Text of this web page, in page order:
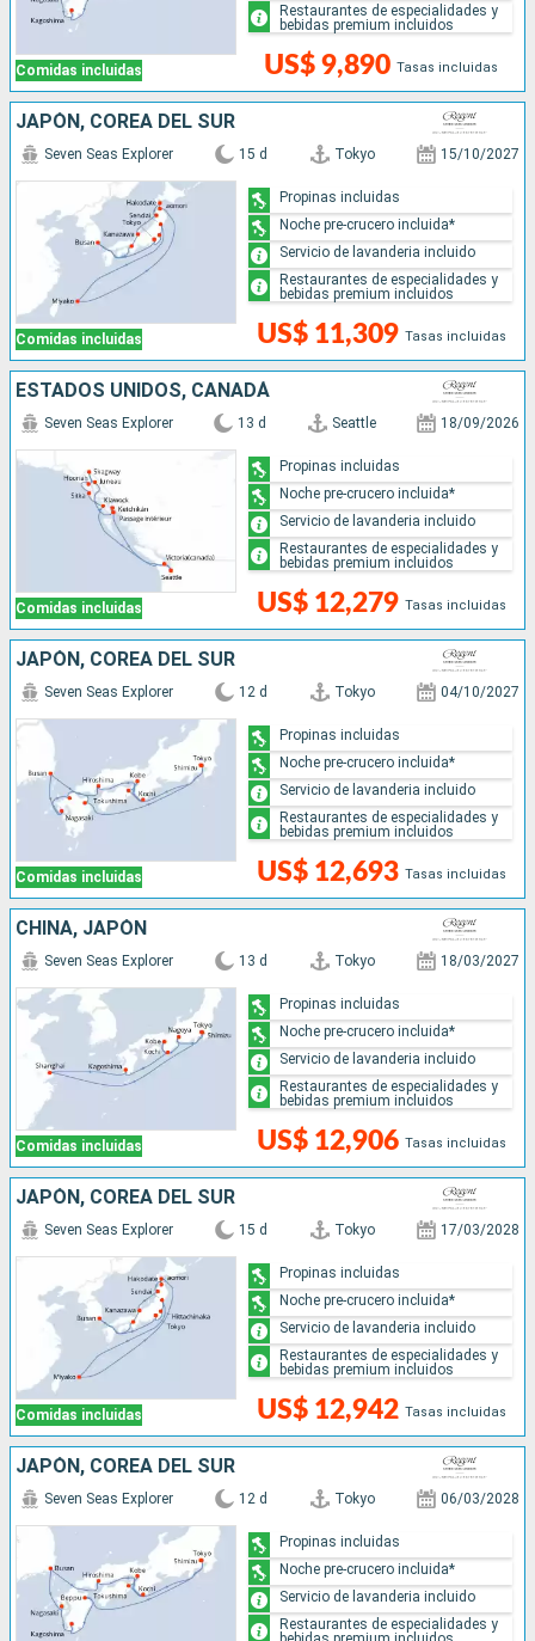
Comidas incluidas US$ 9,890 Tasas incluidas
Restaurantes de especialidades y
bebidas premium incluidos
JAPÓN, COREA DEL SUR
Comidas incluidas
Seven Seas Explorer 15 d Tokyo 15/10/2027
US$ 11,309 Tasas incluidas
Propinas incluidas
Noche pre-crucero incluida*
Servicio de lavanderia incluido
Restaurantes de especialidades y
bebidas premium incluidos
ESTADOS UNIDOS, CANADÁ
Comidas incluidas
Seven Seas Explorer 13 d Seattle 18/09/2026
US$ 12,279 Tasas incluidas
Propinas incluidas
Noche pre-crucero incluida*
Servicio de lavanderia incluido
Restaurantes de especialidades y
bebidas premium incluidos
JAPÓN, COREA DEL SUR
Comidas incluidas
Seven Seas Explorer 12 d Tokyo 04/10/2027
US$ 12,693 Tasas incluidas
Propinas incluidas
Noche pre-crucero incluida*
Servicio de lavanderia incluido
Restaurantes de especialidades y
bebidas premium incluidos
CHINA, JAPÓN
Comidas incluidas
Seven Seas Explorer 13 d Tokyo 18/03/2027
US$ 12,906 Tasas incluidas
Propinas incluidas
Noche pre-crucero incluida*
Servicio de lavanderia incluido
Restaurantes de especialidades y
bebidas premium incluidos
JAPÓN, COREA DEL SUR
Comidas incluidas
Seven Seas Explorer 15 d Tokyo 17/03/2028
US$ 12,942 Tasas incluidas
Propinas incluidas
Noche pre-crucero incluida*
Servicio de lavanderia incluido
Restaurantes de especialidades y
bebidas premium incluidos
JAPÓN, COREA DEL SUR
Seven Seas Explorer 12 d Tokyo 06/03/2028
Propinas incluidas
Noche pre-crucero incluida*
Servicio de lavanderia incluido
Restaurantes de especialidades y